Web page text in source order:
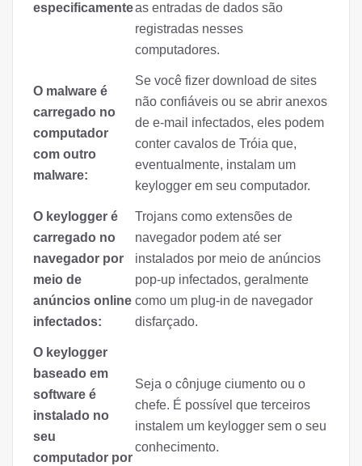
especificamenteas entradas de dados são
registradas nesses
computadores.
O malware é
carregado no
computador
com outro
malware:
Se você fizer download de sites
não confiáveis ou se abrir anexos
de e-mail infectados, eles podem
conter cavalos de Tróia que,
eventualmente, instalam um
keylogger em seu computador.
O keylogger é
carregado no
navegador por
meio de
anúncios online
infectados:
Trojans como extensões de
navegador podem até ser
instalados por meio de anúncios
pop-up infectados, geralmente
como um plug-in de navegador
disfarçado.
O keylogger
baseado em
software é
instalado no
seu
computador por
Seja o cônjuge ciumento ou o
chefe. É possível que terceiros
instalem um keylogger sem o seu
conhecimento.